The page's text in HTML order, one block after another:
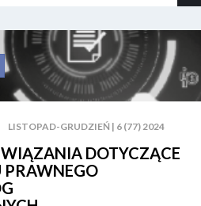
LISTOPAD-GRUDZIEŃ | 6 (77) 2024
DOTYCZĄCE
PRAWNEGO